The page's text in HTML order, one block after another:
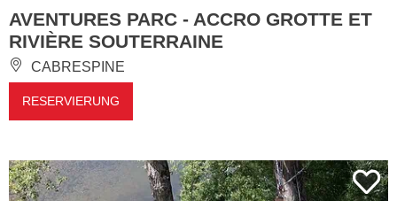
AVENTURES PARC - ACCRO GROTTE ET
RIVIÈRE SOUTERRAINE
CABRESPINE
RESERVIERUNG